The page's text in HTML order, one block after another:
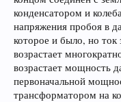
конденсатором и
напряжения пробоя в
которое и было, но ток
возрастает
возрастает мощность
первоначальной
трансформатором на